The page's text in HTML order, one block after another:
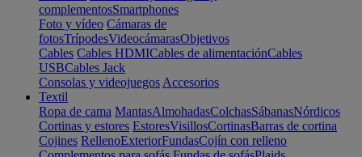
complementosSmartphones
Foto y vídeo Cámaras de
fotosTrípodesVideocámarasObjetivos
Cables Cables HDMICables de alimentaciónCables
USBCables Jack
Consolas y videojuegos Accesorios
Textil
Ropa de cama MantasAlmohadasColchasSábanasNórdicos
Cortinas y estores EstoresVisillosCortinasBarras de cortina
Cojines RellenoExteriorFundasCojín con relleno